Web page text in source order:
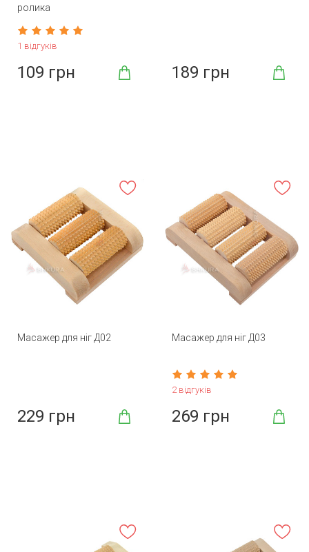
ролика
1 відгуків
109 грн 189 грн
Масажер для ніг Д02
229 грн
Масажер для ніг Д03
2 відгуків
269 грн